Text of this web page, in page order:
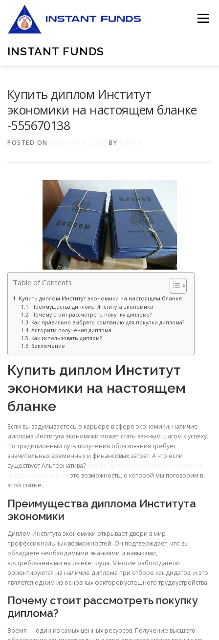
content
INSTANT FUNDS
Menu
Купить диплом Институт
экономики на настоящем бланке
-555670138
POSTED ON BY
Table of Contents
Купить диплом Институт экономики на настоящем бланке
Преимущества диплома Института экономики
Почему стоит рассмотреть покупку диплома?
Как правильно выбрать компанию для покупки диплома?
Алгоритм получения диплома
Как использовать диплом?
Заключение
Купить диплом Институт
экономики на настоящем
бланке
Если вы задумываетесь о карьере в сфере экономики, наличие
диплома Института экономики может стать важным шагом к успеху.
Но традиционный путь получения образования требует
значительных временных и финансовых затрат. А что если
существует Альтернатива?
– это возможность, о которой мы поговорим в
этой статье.
Преимущества диплома Института
экономики
Диплом Института экономики открывает двери в мир
профессиональных возможностей. Он подтверждает, что вы
обладаете необходимыми знаниями и навыками,
востребованными на рынке труда. Многие работодатели
ориентируются на наличие диплома при отборе кандидатов, и это
является одним из основных факторов успешного трудоустройства.
Почему стоит рассмотреть покупку
диплома?
Время — один из самых ценных ресурсов. Получение высшего